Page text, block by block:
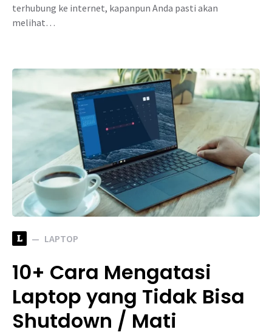
terhubung ke internet, kapanpun Anda pasti akan
melihat…
L LAPTOP
10+ Cara Mengatasi
Laptop yang Tidak Bisa
Shutdown / Mati